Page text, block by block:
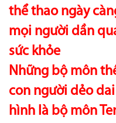
thể thao ngày
mọi người dần
sức khỏe
Những bộ môn
con người dẻo
hình là bộ môn